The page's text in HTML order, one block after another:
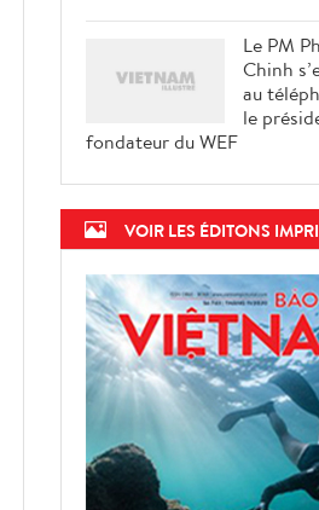
Le PM
Chinh
au
le
fondateur du WEF
VOIR LES ÉDITONS